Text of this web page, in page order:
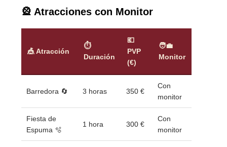
🎡 Atracciones con Monitor
🎪 Atracción
⏱
Duración
💶
PVP
(€)
🧑‍💼
Monitor
Barredora 🔄 3 horas 350 €
Con
monitor
Fiesta de
Espuma 🫧
1 hora 300 €
Con
monitor